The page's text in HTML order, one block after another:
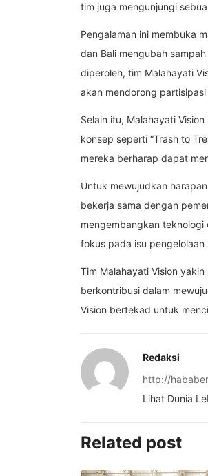
tim juga mengunjungi
Pengalaman ini membuka
dan Bali mengubah
diperoleh, tim Malahayati
akan mendorong
Selain itu, Malahayati
konsep seperti “Trash to
mereka berharap dapat
Untuk mewujudkan
bekerja sama dengan
mengembangkan teknologi
fokus pada isu pengelolaan
Tim Malahayati Vision
berkontribusi dalam
Vision bertekad untuk
Redaksi
http://
Lihat Dunia
Related post